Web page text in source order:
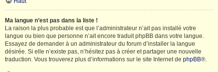
Ma langue n’est pas dans la liste !
La raison la plus probable est que l’administrateur n’ait pas installé votre
langue ou bien que personne n’ait encore traduit phpBB dans votre langue.
Essayez de demander à un administrateur du forum d’installer la langue
désirée. Si elle n’existe pas, n’hésitez pas à créer et partager une nouvelle
traduction. Vous trouverez plus d’informations sur le site Internet de phpBB®.